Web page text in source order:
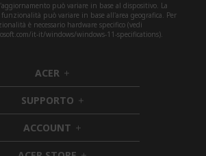
può variare in base al dispositivo. La
può variare in base all'area geografica. Per
è necessario hardware specifico (vedi
it-it/windows/windows-11-specifications).
ACER h
i
d
d
e
n
SUPPORTO h
i
d
d
ACCOUNT h
i